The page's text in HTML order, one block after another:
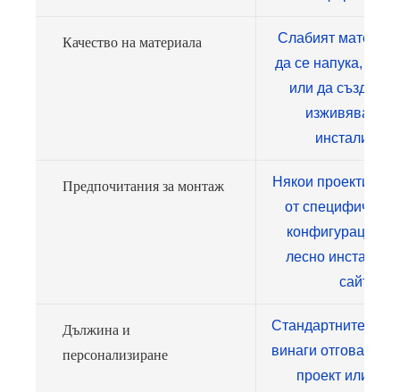
Качество на материала
Слабият
да се напука,
или да създаде
изживяване
Предпочитания за монтаж
Някои проекти се
от специфични
конфигурации
лесно
сайта.
Дължина и
персонализиране
Стандартните
винаги отговарят
проект или